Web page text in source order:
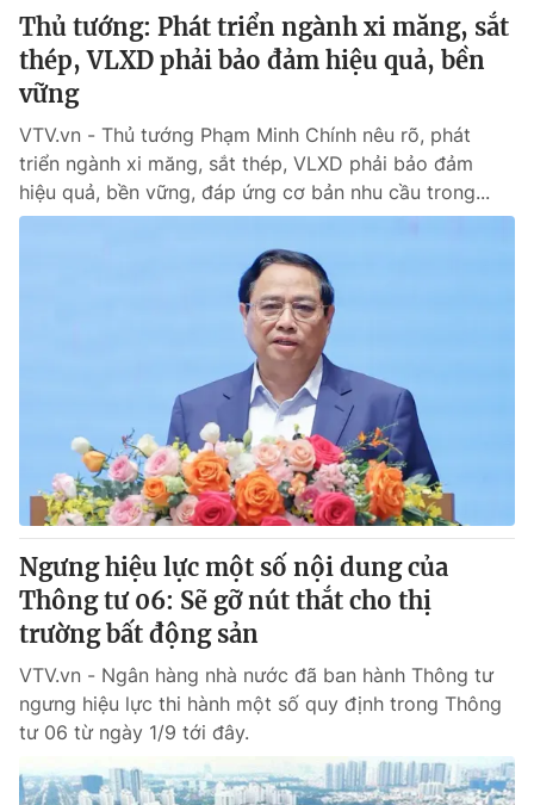
Góc doanh nghiệp
Truyền hình
Phim VTV
Hậu trường
Nhân vật
Khán giả
Giải trí
Điện ảnh
Âm nhạc
Đời sống
Du lịch
Hitech Công nghệ tương lai
Thị trường
Tư vấn
Lịch phát sóng
Chuyên mục khác
Emagazine Podcast
Photo
Video Shorts video
VTV Money VTV Thể thao
Thủ tướng: Phát triển ngành xi măng, sắt
thép, VLXD phải bảo đảm hiệu quả, bền
vững
VTV.vn - Thủ tướng Phạm Minh Chính nêu rõ, phát
triển ngành xi măng, sắt thép, VLXD phải bảo đảm
hiệu quả, bền vững, đáp ứng cơ bản nhu cầu trong...
Ngưng hiệu lực một số nội dung của
Thông tư 06: Sẽ gỡ nút thắt cho thị
trường bất động sản
VTV.vn - Ngân hàng nhà nước đã ban hành Thông tư
ngưng hiệu lực thi hành một số quy định trong Thông
tư 06 từ ngày 1/9 tới đây.